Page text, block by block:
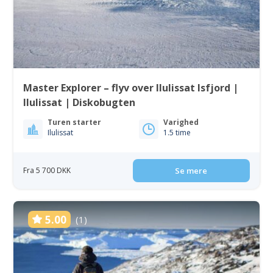
Master Explorer – flyv over Ilulissat Isfjord |
Ilulissat | Diskobugten
Turen starter
Ilulissat
Varighed
1.5 time
Fra 5 700 DKK Se mere
5.00 (1)